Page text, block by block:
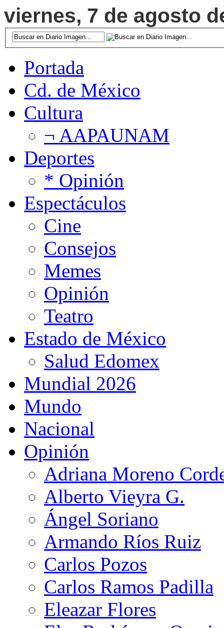
viernes, 7 de agosto
Portada
Cd. de México
Cultura
¬ AAPAUNAM
Deportes
* Opinión
Espectáculos
Cine
Consejos
Memes
Opinión
Teatro
Estado de México
Salud Edomex
Mundial 2026
Mundo
Nacional
Opinión
Adriana Moreno
Alberto Vieyra G.
Ángel Soriano
Armando Ríos Ruiz
Carlos Pozos
Carlos Ramos Padilla
Eleazar Flores